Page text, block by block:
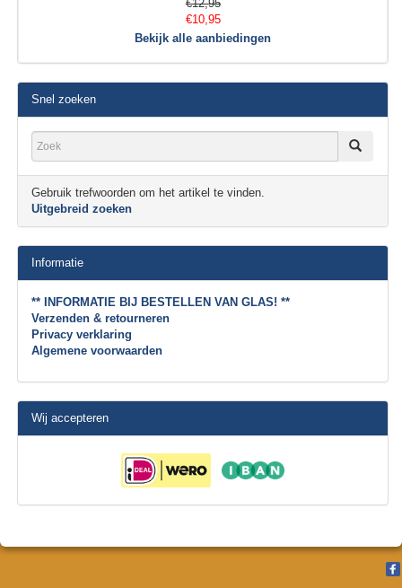
€12,95
€10,95
Bekijk alle aanbiedingen
Snel zoeken
Gebruik trefwoorden om het artikel te vinden.
Uitgebreid zoeken
Informatie
** INFORMATIE BIJ BESTELLEN VAN GLAS! **
Verzenden & retourneren
Privacy verklaring
Algemene voorwaarden
Wij accepteren